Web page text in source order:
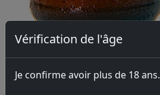
Vérification de l'âge
Je confirme avoir plus de 18 ans.
Jurassian Pale Ale 6%